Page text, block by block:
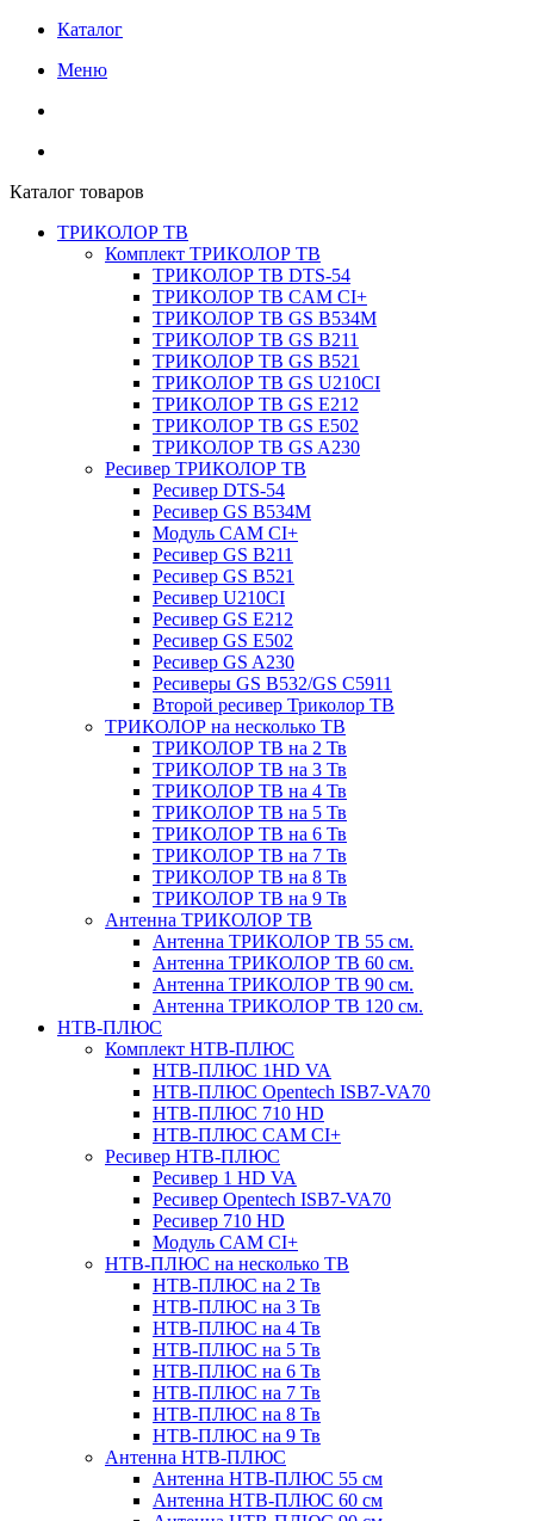
Каталог
Меню
Каталог товаров
ТРИКОЛОР ТВ
Комплект ТРИКОЛОР ТВ
ТРИКОЛОР ТВ DTS-54
ТРИКОЛОР ТВ CAM CI+
ТРИКОЛОР ТВ GS B534M
ТРИКОЛОР ТВ GS B211
ТРИКОЛОР ТВ GS B521
ТРИКОЛОР ТВ GS U210CI
ТРИКОЛОР ТВ GS E212
ТРИКОЛОР ТВ GS E502
ТРИКОЛОР ТВ GS A230
Ресивер ТРИКОЛОР ТВ
Ресивер DTS-54
Ресивер GS B534M
Модуль CAM CI+
Ресивер GS B211
Ресивер GS B521
Ресивер U210CI
Ресивер GS E212
Ресивер GS E502
Ресивер GS A230
Ресиверы GS B532/GS C5911
Второй ресивер Триколор ТВ
ТРИКОЛОР на несколько ТВ
ТРИКОЛОР ТВ на 2 Тв
ТРИКОЛОР ТВ на 3 Тв
ТРИКОЛОР ТВ на 4 Тв
ТРИКОЛОР ТВ на 5 Тв
ТРИКОЛОР ТВ на 6 Тв
ТРИКОЛОР ТВ на 7 Тв
ТРИКОЛОР ТВ на 8 Тв
ТРИКОЛОР ТВ на 9 Тв
Антенна ТРИКОЛОР ТВ
Антенна ТРИКОЛОР ТВ 55 см.
Антенна ТРИКОЛОР ТВ 60 см.
Антенна ТРИКОЛОР ТВ 90 см.
Антенна ТРИКОЛОР ТВ 120 см.
НТВ-ПЛЮС
Комплект НТВ-ПЛЮС
НТВ-ПЛЮС 1HD VA
НТВ-ПЛЮС Opentech ISB7-VA70
НТВ-ПЛЮС 710 HD
НТВ-ПЛЮС CAM CI+
Ресивер НТВ-ПЛЮС
Ресивер 1 HD VA
Ресивер Opentech ISB7-VA70
Ресивер 710 HD
Модуль CAM CI+
НТВ-ПЛЮС на несколько ТВ
НТВ-ПЛЮС на 2 Тв
НТВ-ПЛЮС на 3 Тв
НТВ-ПЛЮС на 4 Тв
НТВ-ПЛЮС на 5 Тв
НТВ-ПЛЮС на 6 Тв
НТВ-ПЛЮС на 7 Тв
НТВ-ПЛЮС на 8 Тв
НТВ-ПЛЮС на 9 Тв
Антенна НТВ-ПЛЮС
Антенна НТВ-ПЛЮС 55 см
Антенна НТВ-ПЛЮС 60 см